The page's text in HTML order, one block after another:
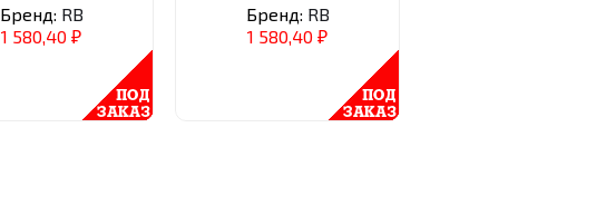
Бренд: RB
1 580,40 ₽
Бренд: RB
1 580,40 ₽